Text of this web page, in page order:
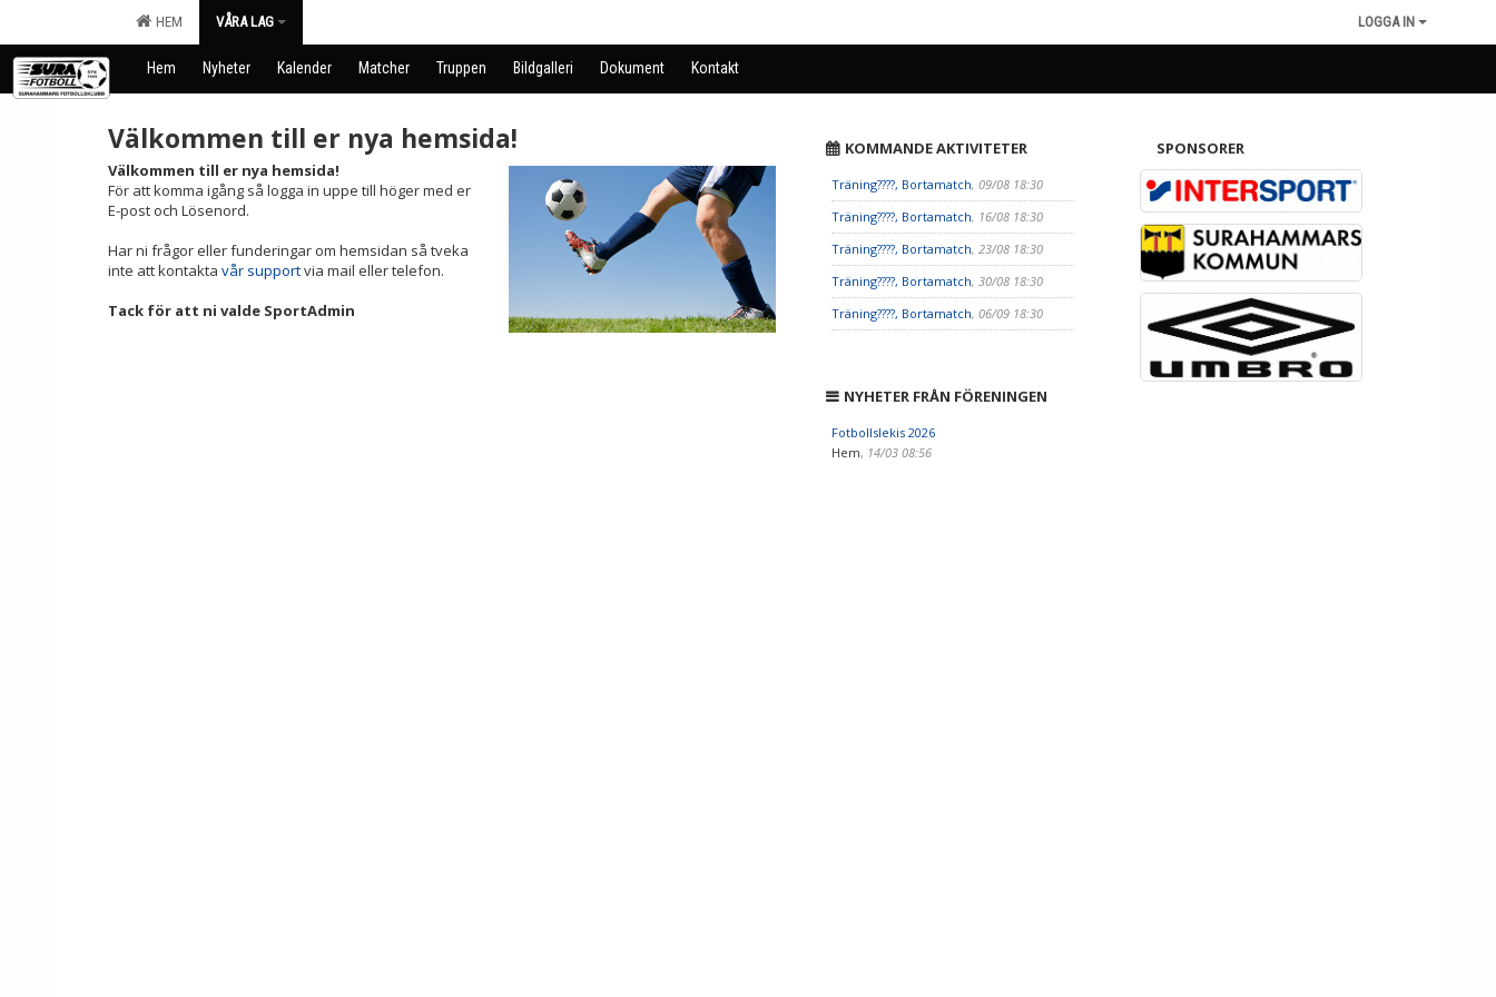
HEM VÅRA LAG LOGGA IN
Hem Nyheter Kalender Matcher Truppen Bildgalleri Dokument Kontakt
Välkommen till er nya hemsida!
Välkommen till er nya hemsida!
För att komma igång så logga in uppe till höger med er
E-post och Lösenord.
Har ni frågor eller funderingar om hemsidan så tveka
inte att kontakta vår supportvia mail eller telefon.
Tack för att ni valde SportAdmin
KOMMANDE AKTIVITETER
Träning????, Bortamatch, 09/08 18:30
Träning????, Bortamatch, 16/08 18:30
Träning????, Bortamatch, 23/08 18:30
Träning????, Bortamatch, 30/08 18:30
Träning????, Bortamatch, 06/09 18:30
NYHETER FRÅN FÖRENINGEN
Fotbollslekis 2026
Hem, 14/03 08:56
SPONSORER